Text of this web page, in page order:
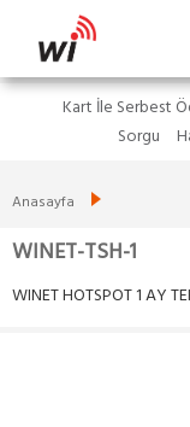
Kart İle Serbest
Sorgu
Anasayfa
WINET-TSH-1
WINET HOTSPOT 1 AY